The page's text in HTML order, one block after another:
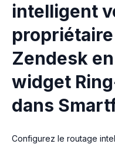
intelligent
Zendesk
widget
dans
Configurez le routage